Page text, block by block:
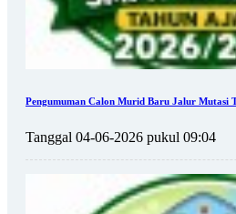
Pengumuman Calon Murid Baru Jalur Mutasi
Tanggal 04-06-2026 pukul 09:04